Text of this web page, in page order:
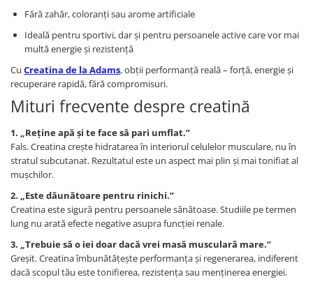
Fără zahăr, coloranți sau arome artificiale
Ideală pentru sportivi, dar și pentru persoanele active care vor mai
multă energie și rezistență
Cu Creatina de la Adams, obții performanță reală – forță, energie și
recuperare rapidă, fără compromisuri.
Mituri frecvente despre creatină
1. „Reține apă și te face să pari umflat.”
Fals. Creatina crește hidratarea în interiorul celulelor musculare, nu în
stratul subcutanat. Rezultatul este un aspect mai plin și mai tonifiat al
mușchilor.
2. „Este dăunătoare pentru rinichi.”
Creatina este sigură pentru persoanele sănătoase. Studiile pe termen
lung nu arată efecte negative asupra funcției renale.
3. „Trebuie să o iei doar dacă vrei masă musculară mare.”
Greșit. Creatina îmbunătățește performanța și regenerarea, indiferent
dacă scopul tău este tonifierea, rezistența sau menținerea energiei.